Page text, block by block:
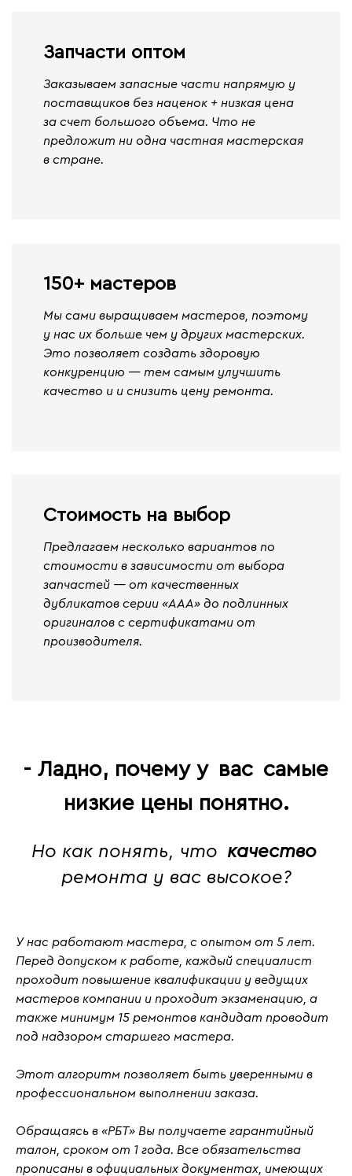
Запчасти оптом
Заказываем запасные части напрямую у
поставщиков без наценок + низкая цена
за счет большого объема. Что не
предложит ни одна частная мастерская
в стране.
150+ мастеров
Мы сами выращиваем мастеров, поэтому
у нас их больше чем у других мастерских.
Это позволяет создать здоровую
конкуренцию — тем самым улучшить
качество и и снизить цену ремонта.
Стоимость на выбор
Предлагаем несколько вариантов по
стоимости в зависимости от выбора
запчастей — от качественных
дубликатов серии «ААА» до подлинных
оригиналов с сертификатами от
производителя.
- Ладно, почему у вас самые
низкие цены понятно.
Но как понять, что качество
ремонта у вас высокое?
У нас работают мастера, с опытом от 5 лет.
Перед допуском к работе, каждый специалист
проходит повышение квалификации у ведущих
мастеров компании и проходит экзаменацию , а
также минимум 15 ремонтов кандидат проводит
под надзором старшего мастера.
Этот алгоритм позволяет быть уверенными в
профессиональном выполнении заказа.
Обращаясь в «РБТ» Вы получаете гарантийный
талон, сроком от 1 года. Все обязательства
прописаны в официальных документах, имеющих